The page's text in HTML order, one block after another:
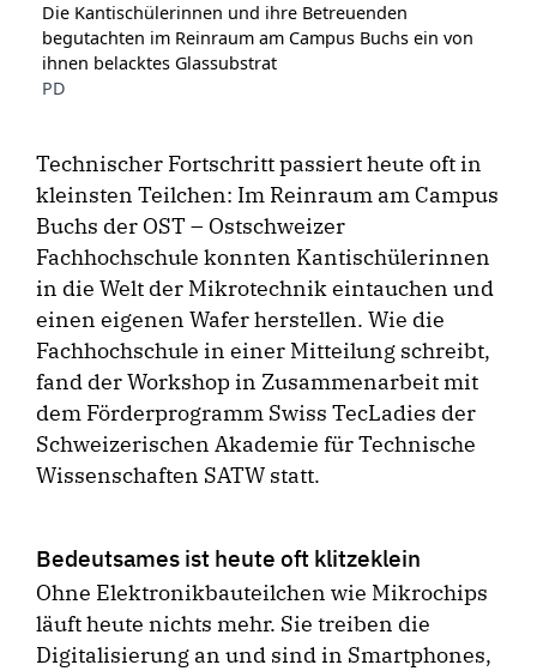
Die Kantischülerinnen und ihre Betreuenden
begutachten im Reinraum am Campus Buchs ein von
ihnen belacktes Glassubstrat
PD
Technischer Fortschritt passiert heute oft in
kleinsten Teilchen: Im Reinraum am Campus
Buchs der OST – Ostschweizer
Fachhochschule konnten Kantischülerinnen
in die Welt der Mikrotechnik eintauchen und
einen eigenen Wafer herstellen. Wie die
Fachhochschule in einer Mitteilung schreibt,
fand der Workshop in Zusammenarbeit mit
dem Förderprogramm Swiss TecLadies der
Schweize­rischen Akademie für Technische
Wissenschaften SATW statt.
Bedeutsames ist heute oft klitzeklein
Ohne Elektronikbauteilchen wie Mikrochips
läuft heute nichts mehr. Sie treiben die
Digitali­sierung an und sind in Smartphones,